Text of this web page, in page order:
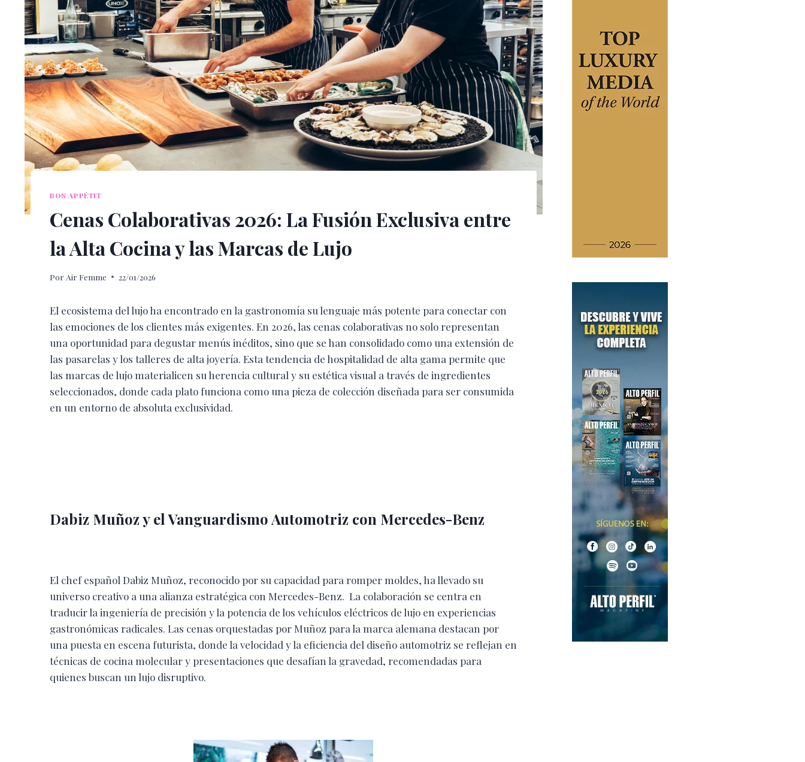
BON APPÉTIT
Cenas Colaborativas 2026: La Fusión Exclusiva entre
la Alta Cocina y las Marcas de Lujo
Por Air Femme 22/01/2026
El ecosistema del lujo ha encontrado en la gastronomía su lenguaje más potente para conectar con
las emociones de los clientes más exigentes. En 2026, las cenas colaborativas no solo representan
una oportunidad para degustar menús inéditos, sino que se han consolidado como una extensión de
las pasarelas y los talleres de alta joyería. Esta tendencia de hospitalidad de alta gama permite que
las marcas de lujo materialicen su herencia cultural y su estética visual a través de ingredientes
seleccionados, donde cada plato funciona como una pieza de colección diseñada para ser consumida
en un entorno de absoluta exclusividad.
Dabiz Muñoz y el Vanguardismo Automotriz con Mercedes-Benz
El chef español Dabiz Muñoz, reconocido por su capacidad para romper moldes, ha llevado su
universo creativo a una alianza estratégica con Mercedes-Benz. La colaboración se centra en
traducir la ingeniería de precisión y la potencia de los vehículos eléctricos de lujo en experiencias
gastronómicas radicales. Las cenas orquestadas por Muñoz para la marca alemana destacan por
una puesta en escena futurista, donde la velocidad y la eficiencia del diseño automotriz se reflejan en
técnicas de cocina molecular y presentaciones que desafían la gravedad, recomendadas para
quienes buscan un lujo disruptivo.